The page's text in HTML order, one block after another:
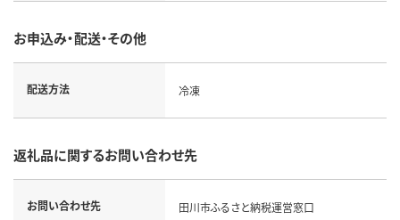
お申込み・配送・その他
配送方法 冷凍
返礼品に関するお問い合わせ先
お問い合わせ先 田川市ふるさと納税運営窓口